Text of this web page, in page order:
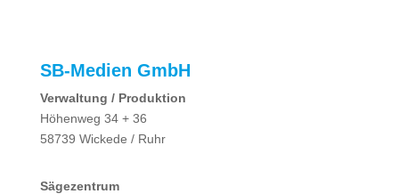
SB-Medien GmbH
Verwaltung / Produktion
Höhenweg 34 + 36
58739 Wickede / Ruhr
Sägezentrum